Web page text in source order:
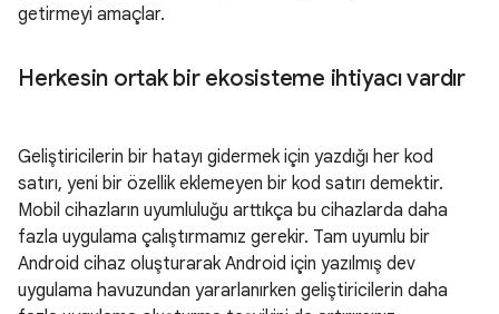
getirmeyi amaçlar.
Herkesin ortak bir ekosisteme ihtiyacı vardır
Geliştiricilerin bir hatayı gidermek için yazdığı her kod
satırı, yeni bir özellik eklemeyen bir kod satırı demektir.
Mobil cihazların uyumluluğu arttıkça bu cihazlarda daha
fazla uygulama çalıştırmamız gerekir. Tam uyumlu bir
Android cihaz oluşturarak Android için yazılmış dev
uygulama havuzundan yararlanırken geliştiricilerin daha